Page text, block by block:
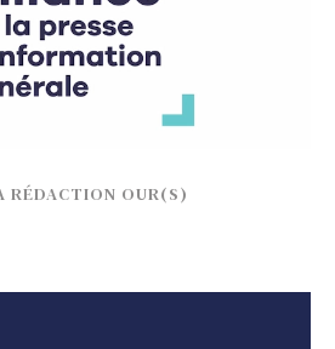
RÉDACTION OUR(S)